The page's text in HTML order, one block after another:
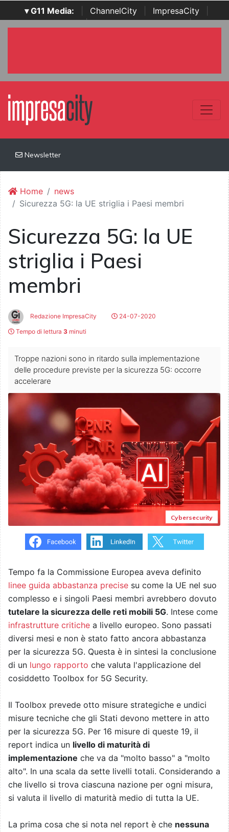
▾ G11 Media: ChannelCity ImpresaCity
SecurityOpenLab | Italian Channel Awards | Italian
Newsletter
Home
news
Sicurezza 5G: la UE striglia i Paesi membri
Sicurezza 5G: la UE
striglia i Paesi
membri
Redazione ImpresaCity
24-07-2020
Tempo di lettura 3 minuti
Troppe nazioni sono in ritardo sulla implementazione
delle procedure previste per la sicurezza 5G: occorre
accelerare
Cybersecurity
Tempo fa la Commissione Europea aveva definito
linee guida abbastanza precise su come la UE nel suo
complesso e i singoli Paesi membri avrebbero dovuto
tutelare la sicurezza delle reti mobili 5G. Intese come
infrastrutture critiche a livello europeo. Sono passati
diversi mesi e non è stato fatto ancora abbastanza
per la sicurezza 5G. Questa è in sintesi la conclusione
di un lungo rapporto che valuta l'applicazione del
cosiddetto Toolbox for 5G Security.
Il Toolbox prevede otto misure strategiche e undici
misure tecniche che gli Stati devono mettere in atto
per la sicurezza 5G. Per 16 misure di queste 19, il
report indica un livello di maturità di
implementazione che va da "molto basso" a "molto
alto". In una scala da sette livelli totali. Considerando a
che livello si trova ciascuna nazione per ogni misura,
si valuta il livello di maturità medio di tutta la UE.
La prima cosa che si nota nel report è che nessuna